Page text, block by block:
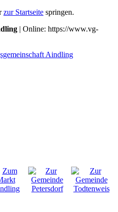
zur Startseite springen.
| Online: https://www.vg-